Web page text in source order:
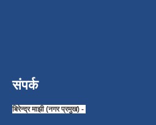
संपर्क
बिरेन्द्र माझी (नगर प्रमुख) -